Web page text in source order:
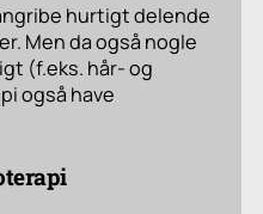
hurtigt delende
Men da også nogle
(f.eks. hår- og
også have